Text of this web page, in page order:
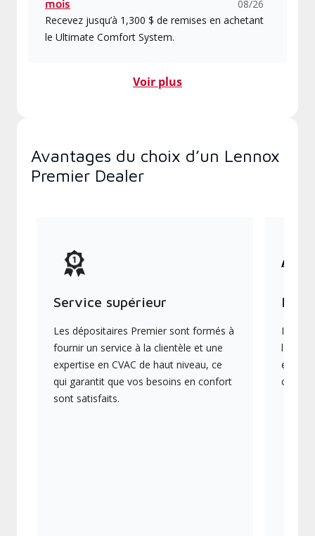
mois
08/26
Recevez jusqu’à 1,300 $ de remises en achetant
le Ultimate Comfort System.
Voir plus
Avantages du choix d’un Lennox
Premier Dealer
Service supérieur
Les dépositaires Premier sont formés à
fournir un service à la clientèle et une
expertise en CVAC de haut niveau, ce
qui garantit que vos besoins en confort
sont satisfaits.
Ils
les
en